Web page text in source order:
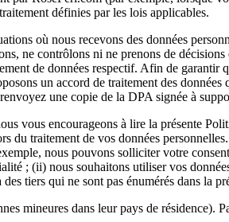
définies par les lois applicables.
où nous recevons des données
ne contrôlons ni ne prenons de
de données respectif. Afin de garantir
un accord de traitement des
une copie de la DPA signée à
vous encourageons à lire la présente
du traitement de vos données
nous pouvons solliciter votre
; (ii) nous souhaitons utiliser vos
tiers qui ne sont pas énumérés dans la
mineures dans leur pays de résidence).